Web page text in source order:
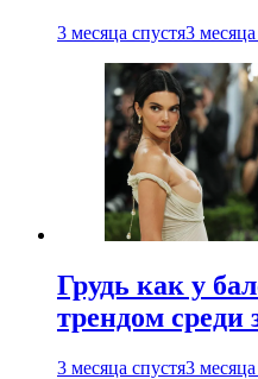
3 месяца спустя3
Грудь как у
трендом среди
3 месяца спустя3